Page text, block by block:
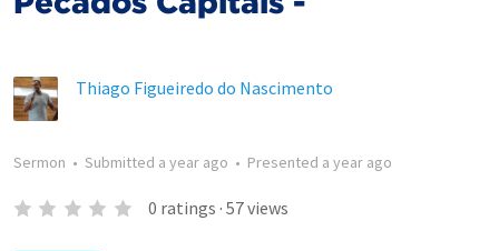
Thiago Figueiredo do Nascimento
Sermon • Submitted a year ago • Presented a year ago
0 ratings · 57views